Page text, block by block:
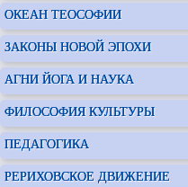
ОКЕАН ТЕОСОФИИ
ЗАКОНЫ НОВОЙ ЭПОХИ
АГНИ ЙОГА И НАУКА
ФИЛОСОФИЯ КУЛЬТУРЫ
ПЕДАГОГИКА
РЕРИХОВСКОЕ ДВИЖЕНИЕ